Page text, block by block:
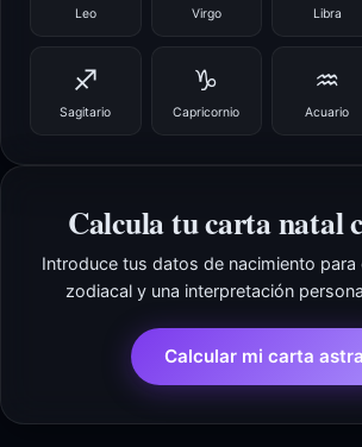
Leo Virgo Libra
♐
Sagitario
♑
Capricornio
♒
Acuario
Calcula tu carta natal
Introduce tus datos de nacimiento para
zodiacal y una interpretación
Calcular mi carta